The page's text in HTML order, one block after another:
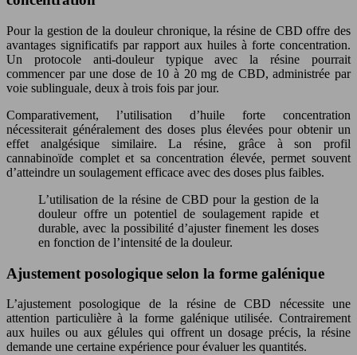
Pour la gestion de la douleur chronique, la résine de CBD offre des
avantages significatifs par rapport aux huiles à forte concentration.
Un protocole anti-douleur typique avec la résine pourrait
commencer par une dose de 10 à 20 mg de CBD, administrée par
voie sublinguale, deux à trois fois par jour.
Comparativement, l’utilisation d’huile forte concentration
nécessiterait généralement des doses plus élevées pour obtenir un
effet analgésique similaire. La résine, grâce à son profil
cannabinoïde complet et sa concentration élevée, permet souvent
d’atteindre un soulagement efficace avec des doses plus faibles.
L’utilisation de la résine de CBD pour la gestion de la
douleur offre un potentiel de soulagement rapide et
durable, avec la possibilité d’ajuster finement les doses
en fonction de l’intensité de la douleur.
Ajustement posologique selon la forme galénique
L’ajustement posologique de la résine de CBD nécessite une
attention particulière à la forme galénique utilisée. Contrairement
aux huiles ou aux gélules qui offrent un dosage précis, la résine
demande une certaine expérience pour évaluer les quantités.